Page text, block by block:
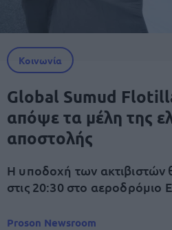
Κοινωνία
Global Sumud
απόψε τα μέλη της
αποστολής
Η υποδοχή των ακτιβιστών
στις 20:30 στο αεροδρόμιο
Proson Newsroom